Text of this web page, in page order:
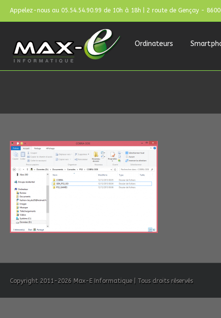
Appelez-nous au 05.54.54.90.99 de 10h à 18h | 2 route de Gençay -
Ordinateurs
Copyright 2011-2026 Max-E Informatique | Tous droits réservés